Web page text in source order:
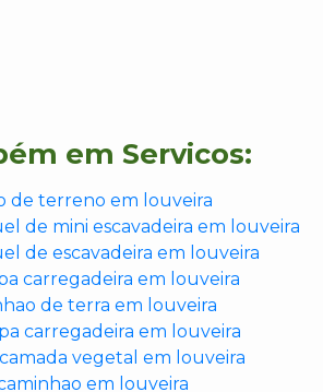
em Servicos:
de terreno em louveira
de mini escavadeira em louveira
de escavadeira em louveira
carregadeira em louveira
de terra em louveira
carregadeira em louveira
vegetal em louveira
em louveira